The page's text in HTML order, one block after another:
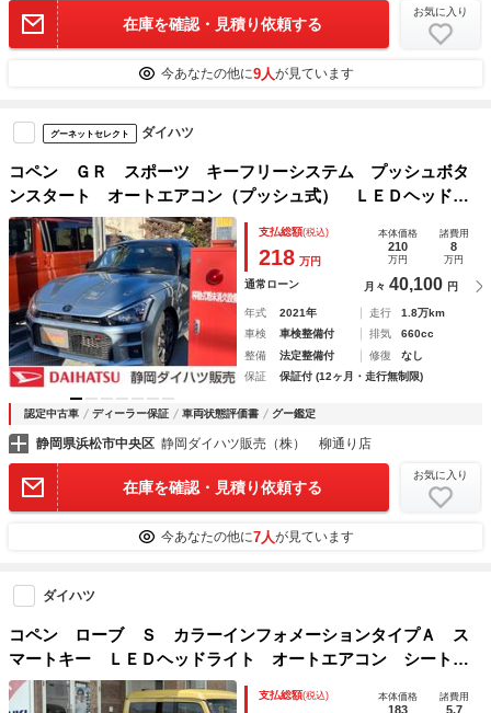
在庫を確認・見積り依頼する
お気に入り
今あなたの他に9人が見ています
グーネットセレクト ダイハツ
コペン ＧＲ スポーツ キーフリーシステム プッシュボタ
ンスタート オートエアコン（プッシュ式） ＬＥＤヘッドラ
イト 電動ルーフ アルミホイール
支払総額(税込)
218 万円
本体価格
210
万円
諸費用
8
万円
通常ローン 月々 40,100 円
年式 2021年 走行
1.8万km
車検
車検整備付 排気
660cc
整備
法定整備付 修復
なし
保証
保証付 (12ヶ月・走行無制限)
認定中古車 ディーラー保証 車両状態評価書 グー鑑定
静岡県浜松市中央区 静岡ダイハツ販売（株） 柳通り店
在庫を確認・見積り依頼する
お気に入り
今あなたの他に7人が見ています
ダイハツ
コペン ローブ Ｓ カラーインフォメーションタイプＡ ス
マートキー ＬＥＤヘッドライト オートエアコン シートヒ
ーター ＲＥＣＡＲＯシート ＭＯＭＯハンドル パドルシフ
ト フォグランプ オートライト アイドリングストップ
支払総額(税込) 本体価格
183
諸費用
5.7